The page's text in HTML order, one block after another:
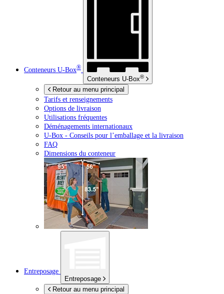
Conteneurs U-Box®
Conteneurs U-Box®
Retour au menu principal
Tarifs et renseignements
Options de livraison
Utilisations fréquentes
Déménagements internationaux
U-Box - Conseils pour l’emballage et la livraison
FAQ
Dimensions du conteneur
Entreposage
Entreposage
Retour au menu principal